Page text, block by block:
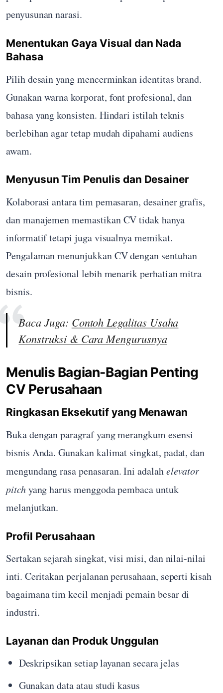
penyusunan narasi.
Menentukan Gaya Visual dan Nada
Bahasa
Pilih desain yang mencerminkan identitas brand.
Gunakan warna korporat, font profesional, dan
bahasa yang konsisten. Hindari istilah teknis
berlebihan agar tetap mudah dipahami audiens
awam.
Menyusun Tim Penulis dan Desainer
Kolaborasi antara tim pemasaran, desainer grafis,
dan manajemen memastikan CV tidak hanya
informatif tetapi juga visualnya memikat.
Pengalaman menunjukkan CV dengan sentuhan
desain profesional lebih menarik perhatian mitra
bisnis.
Baca Juga: Contoh Legalitas Usaha
Konstruksi & Cara Mengurusnya
Menulis Bagian-Bagian Penting
CV Perusahaan
Ringkasan Eksekutif yang Menawan
Buka dengan paragraf yang merangkum esensi
bisnis Anda. Gunakan kalimat singkat, padat, dan
mengundang rasa penasaran. Ini adalahelevator
pitchyang harus menggoda pembaca untuk
melanjutkan.
Profil Perusahaan
Sertakan sejarah singkat, visi misi, dan nilai-nilai
inti. Ceritakan perjalanan perusahaan, seperti kisah
bagaimana tim kecil menjadi pemain besar di
industri.
Layanan dan Produk Unggulan
Deskripsikan setiap layanan secara jelas
Gunakan data atau studi kasus